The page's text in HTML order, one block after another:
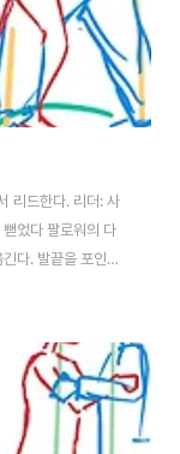
리드한다. 리더: 사
었다 팔로워의 다
다. 발끝을 포인트
둔다. 주의사항